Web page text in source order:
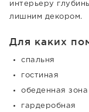
интерьеру
лишним декором.
Для каких
спальня
гостиная
обеденная зона
гардеробная